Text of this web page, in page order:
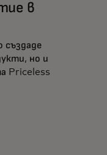
в
създаде
но и
Priceless